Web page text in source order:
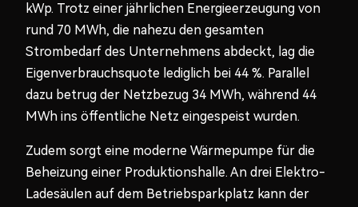
kWp. Trotz einer jährlichen Energieerzeugung von
rund 70 MWh, die nahezu den gesamten
Strombedarf des Unternehmens abdeckt, lag die
Eigenverbrauchsquote lediglich bei 44 %. Parallel
dazu betrug der Netzbezug 34 MWh, während 44
MWh ins öffentliche Netz eingespeist wurden.
Zudem sorgt eine moderne Wärmepumpe für die
Beheizung einer Produktionshalle. An drei Elektro-
Ladesäulen auf dem Betriebsparkplatz kann der